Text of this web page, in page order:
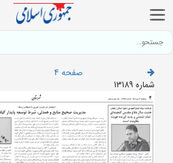
صفحه 4
شماره 13189